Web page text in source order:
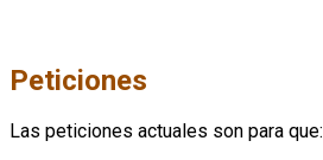
Peticiones
Las peticiones actuales son para que: